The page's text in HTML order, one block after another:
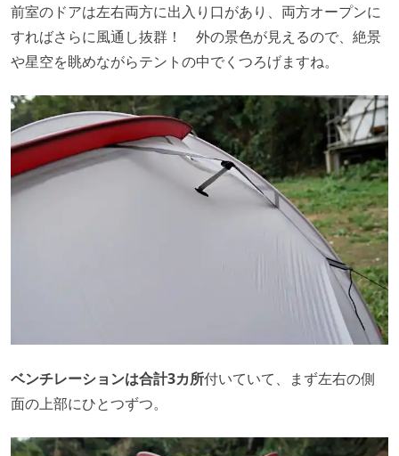
前室のドアは左右両方に出入り口があり、両方オープンに
すればさらに風通し抜群！ 外の景色が見えるので、絶景
や星空を眺めながらテントの中でくつろげますね。
ベンチレーションは合計3カ所付いていて、まず左右の側
面の上部にひとつずつ。